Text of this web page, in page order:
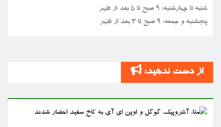
شنبه تا چهارشنبه: ۹ صبح تا ۵ بعد از ظهر
پنجشنبه و جمعه: ۹ صبح تا ۳ بعد از ظهر
از دست ندهید: